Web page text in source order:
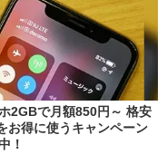
2GBで月額850円～ 格安
お得に使うキャンペーン
！